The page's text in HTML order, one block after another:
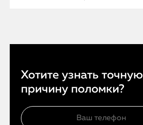
Хотите узнать точную
причину поломки?